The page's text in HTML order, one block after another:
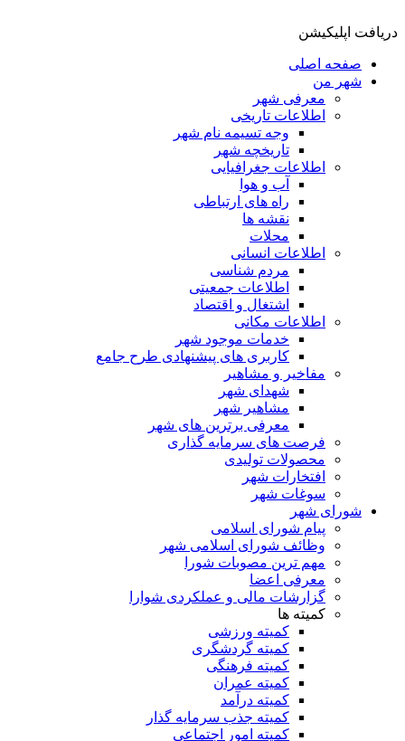
دریافت اپلیکیشن
صفحه اصلی
شهر من
معرفی شهر
اطلاعات تاریخی
وجه تسیمه نام شهر
تاریخچه شهر
اطلاعات جغرافیایی
آب و هوا
راه های ارتباطی
نقشه ها
محلات
اطلاعات انسانی
مردم شناسی
اطلاعات جمعیتی
اشتغال و اقتصاد
اطلاعات مکانی
خدمات موجود شهر
کاربری های پیشنهادی طرح جامع
مفاخیر و مشاهیر
شهدای شهر
مشاهیر شهر
معرفی برترین های شهر
فرصت های سرمایه گذاری
محصولات تولیدی
افتخارات شهر
سوغات شهر
شورای شهر
پیام شورای اسلامی
وظائف شورای اسلامی شهر
مهم ترین مصوبات شورا
معرفی اعضا
گزارشات مالی و عملکردی شوارا
کمیته ها
کمیته ورزشی
کمیته گردشگری
کمیته فرهنگی
کمیته عمران
کمیته درآمد
کمیته جذب سرمایه گذار
کمیته امور اجتماعی